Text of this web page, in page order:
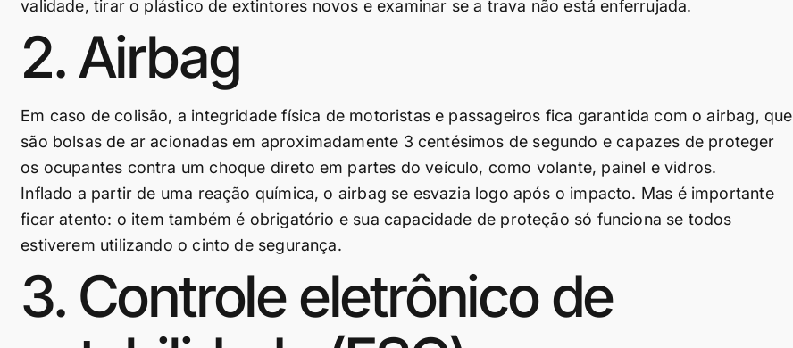
validade, tirar o plástico de extintores novos e examinar se a trava não está enferrujada.
2. Airbag
Em caso de colisão, a integridade física de motoristas e passageiros fica garantida com o airbag, que
são bolsas de ar acionadas em aproximadamente 3 centésimos de segundo e capazes de proteger
os ocupantes contra um choque direto em partes do veículo, como volante, painel e vidros.
Inflado a partir de uma reação química, o airbag se esvazia logo após o impacto. Mas é importante
ficar atento: o item também é obrigatório e sua capacidade de proteção só funciona se todos
estiverem utilizando o cinto de segurança.
3. Controle eletrônico de